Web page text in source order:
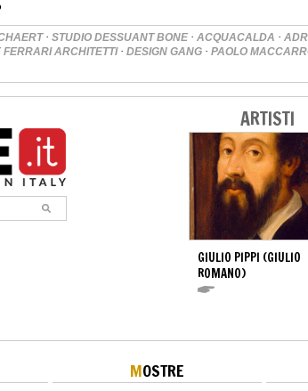
· STUDIO DESSUANT BONE · ACQUACALDA ·
FERRARI ARCHITETTI · DESIGN GANG · PAOLO
ARTISTI
GIULIO PIPPI (GIULIO
ROMANO)
MOSTRE